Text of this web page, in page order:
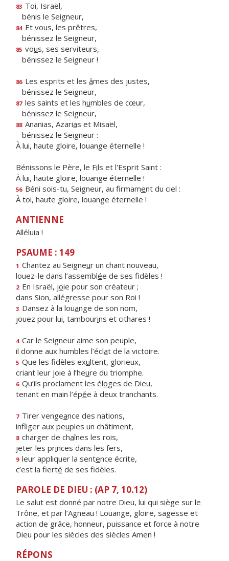
83 Toi, Israël,
bénis le Seigneur,
84 Et vous, les prêtres,
bénissez le Seigneur,
85 vous, ses serviteurs,
bénissez le Seigneur !
86 Les esprits et les âmes des justes,
bénissez le Seigneur,
87 les saints et les humbles de cœur,
bénissez le Seigneur,
88 Ananias, Azarias et Misaël,
bénissez le Seigneur :
À lui, haute gloire, louange éternelle !
Bénissons le Père, le Fils et l'Esprit Saint :
À lui, haute gloire, louange éternelle !
56 Béni sois-tu, Seigneur, au firmament du ciel :
À toi, haute gloire, louange éternelle !
ANTIENNE
Alléluia !
PSAUME : 149
1 Chantez au Seigneur un chant nouveau,
louez-le dans l’assemblée de ses fidèles !
2 En Israël, joie pour son créateur ;
dans Sion, allégresse pour son Roi !
3 Dansez à la louange de son nom,
jouez pour lui, tambourins et cithares !
4 Car le Seigneur aime son peuple,
il donne aux humbles l’éclat de la victoire.
5 Que les fidèles exultent, glorieux,
criant leur joie à l’heure du triomphe.
6 Qu’ils proclament les éloges de Dieu,
tenant en main l’épée à deux tranchants.
7 Tirer vengeance des nations,
infliger aux peuples un châtiment,
8 charger de chaînes les rois,
jeter les princes dans les fers,
9 leur appliquer la sentence écrite,
c’est la fierté de ses fidèles.
PAROLE DE DIEU : (AP 7, 10.12)
Le salut est donné par notre Dieu, lui qui siège sur le
Trône, et par l’Agneau ! Louange, gloire, sagesse et
action de grâce, honneur, puissance et force à notre
Dieu pour les siècles des siècles Amen !
RÉPONS